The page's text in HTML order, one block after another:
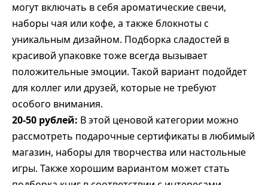
могут включать в себя ароматические свечи,
наборы чая или кофе, а также блокноты с
уникальным дизайном. Подборка сладостей в
красивой упаковке тоже всегда вызывает
положительные эмоции. Такой вариант подойдет
для коллег или друзей, которые не требуют
особого внимания.
20-50 рублей: В этой ценовой категории можно
рассмотреть подарочные сертификаты в любимый
магазин, наборы для творчества или настольные
игры. Также хорошим вариантом может стать